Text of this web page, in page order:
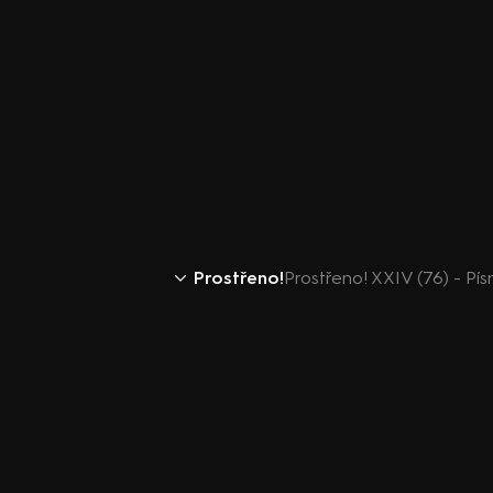
Prostřeno!Prostřeno! XXIV (76) -